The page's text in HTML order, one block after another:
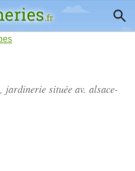
jardinerie située av. alsace-